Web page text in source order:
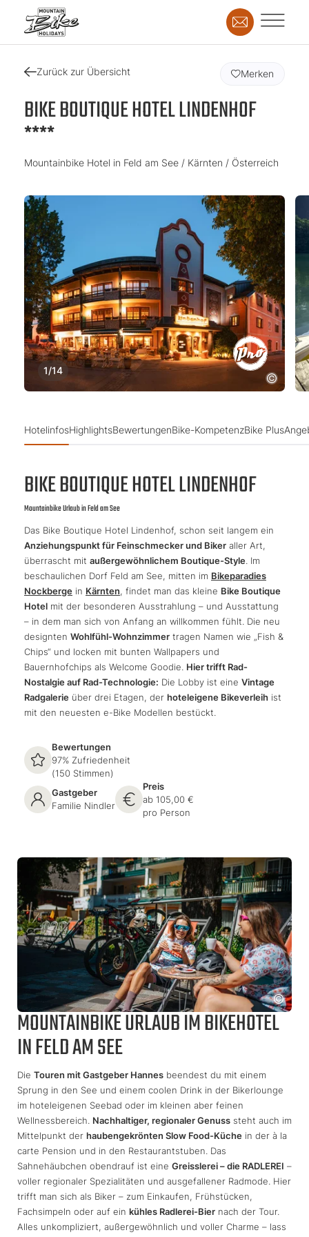
Zurück zur Übersicht
BIKE BOUTIQUE HOTEL LINDENHOF
****
Mountainbike Hotel in Feld am See / Kärnten / Österreich
Merken
1/14
HotelinfosHighlightsBewertungenBike-KompetenzBike Plus
BIKE BOUTIQUE HOTEL LINDENHOF
Mountainbike Urlaub in Feld am See
Das Bike Boutique Hotel Lindenhof, schon seit langem ein
Anziehungspunkt für Feinschmecker und Biker aller Art,
überrascht mit außergewöhnlichem Boutique-Style. Im
beschaulichen Dorf Feld am See, mitten im Bikeparadies
Nockberge in Kärnten, findet man das kleine Bike Boutique
Hotel mit der besonderen Ausstrahlung – und Ausstattung
– in dem man sich von Anfang an willkommen fühlt. Die neu
designten Wohlfühl-Wohnzimmer tragen Namen wie „Fish &
Chips“ und locken mit bunten Wallpapers und
Bauernhofchips als Welcome Goodie. Hier trifft Rad-
Nostalgie auf Rad-Technologie: Die Lobby ist eine Vintage
Radgalerie über drei Etagen, der hoteleigene Bikeverleih ist
mit den neuesten e-Bike Modellen bestückt.
Bewertungen
97% Zufriedenheit
(150 Stimmen)
Gastgeber
Familie Nindler
Preis
ab 105,00 €
pro Person
MOUNTAINBIKE URLAUB IM BIKEHOTEL
IN FELD AM SEE
Die Touren mit Gastgeber Hannes beendest du mit einem
Sprung in den See und einem coolen Drink in der Bikerlounge
im hoteleigenen Seebad oder im kleinen aber feinen
Wellnessbereich. Nachhaltiger, regionaler Genuss steht auch im
Mittelpunkt der haubengekrönten Slow Food-Küche in der à la
carte Pension und in den Restaurantstuben. Das
Sahnehäubchen obendrauf ist eine Greisslerei – die RADLEREI –
voller regionaler Spezialitäten und ausgefallener Radmode. Hier
trifft man sich als Biker – zum Einkaufen, Frühstücken,
Fachsimpeln oder auf ein kühles Radlerei-Bier nach der Tour.
Alles unkompliziert, außergewöhnlich und voller Charme – lass